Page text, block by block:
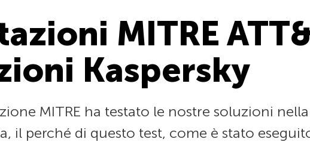
MITRE
Kaspersky
MITRE ha testato le nostre soluzioni
il perché di questo test, come è stato